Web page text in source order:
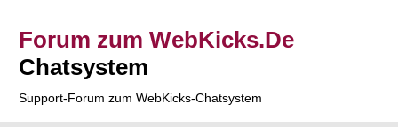
Forum zum WebKicks.De
Chatsystem
Support-Forum zum WebKicks-Chatsystem